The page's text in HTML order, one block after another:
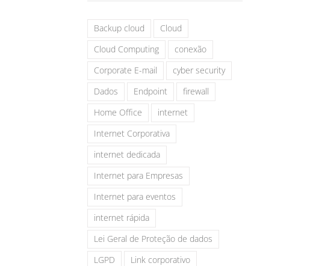
Backup cloud
Cloud
Cloud Computing
conexão
Corporate E-mail
cyber security
Dados
Endpoint
firewall
Home Office
internet
Internet Corporativa
internet dedicada
Internet para Empresas
Internet para eventos
internet rápida
Lei Geral de Proteção de dados
LGPD
Link corporativo